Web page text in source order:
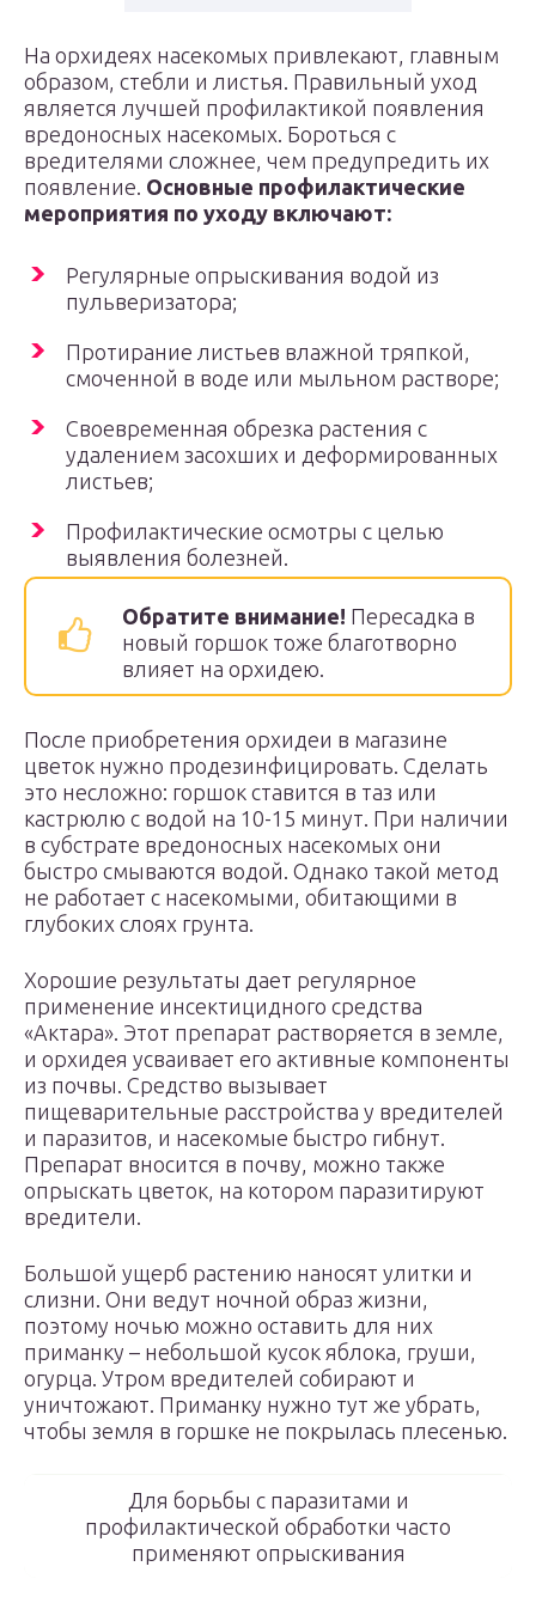
На орхидеях насекомых привлекают, главным
образом, стебли и листья. Правильный уход
является лучшей профилактикой появления
вредоносных насекомых. Бороться с
вредителями сложнее, чем предупредить их
появление. Основные профилактические
мероприятия по уходу включают:
Регулярные опрыскивания водой из
пульверизатора;
Протирание листьев влажной тряпкой,
смоченной в воде или мыльном растворе;
Своевременная обрезка растения с
удалением засохших и деформированных
листьев;
Профилактические осмотры с целью
выявления болезней.
Обратите внимание! Пересадка в
новый горшок тоже благотворно
влияет на орхидею.
После приобретения орхидеи в магазине
цветок нужно продезинфицировать. Сделать
это несложно: горшок ставится в таз или
кастрюлю с водой на 10-15 минут. При наличии
в субстрате вредоносных насекомых они
быстро смываются водой. Однако такой метод
не работает с насекомыми, обитающими в
глубоких слоях грунта.
Хорошие результаты дает регулярное
применение инсектицидного средства
«Актара». Этот препарат растворяется в земле,
и орхидея усваивает его активные компоненты
из почвы. Средство вызывает
пищеварительные расстройства у вредителей
и паразитов, и насекомые быстро гибнут.
Препарат вносится в почву, можно также
опрыскать цветок, на котором паразитируют
вредители.
Большой ущерб растению наносят улитки и
слизни. Они ведут ночной образ жизни,
поэтому ночью можно оставить для них
приманку – небольшой кусок яблока, груши,
огурца. Утром вредителей собирают и
уничтожают. Приманку нужно тут же убрать,
чтобы земля в горшке не покрылась плесенью.
Для борьбы с паразитами и
профилактической обработки часто
применяют опрыскивания